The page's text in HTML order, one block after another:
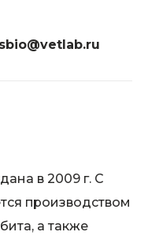
в 2009 г. С
производством
а также